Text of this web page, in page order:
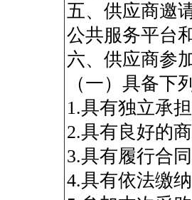
五、供应商邀
公共服务平台
六、供应商参
（一）具备下
1.具有独立承
2.具有良好的
3.具有履行合
4.具有依法缴